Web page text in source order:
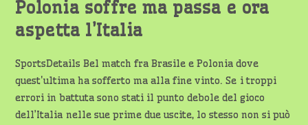
Polonia soffre ma passa e ora
aspetta l’Italia
SportsDetails Bel match fra Brasile e Polonia dove
quest'ultima ha sofferto ma alla fine vinto. Se i troppi
errori in battuta sono stati il punto debole del gioco
dell’Italia nelle sue prime due uscite, lo stesso non si può